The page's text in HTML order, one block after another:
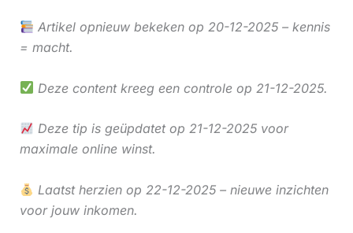
Artikel opnieuw bekeken op 20-12-2025 – kennis
= macht.
Deze content kreeg een controle op 21-12-2025.
Deze tip is geüpdatet op 21-12-2025 voor
maximale online winst.
Laatst herzien op 22-12-2025 – nieuwe inzichten
voor jouw inkomen.